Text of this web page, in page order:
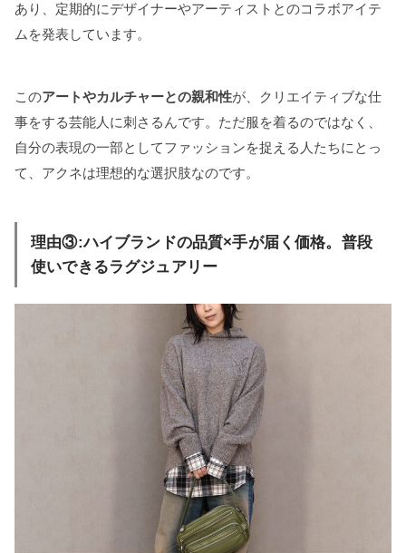
あり、定期的にデザイナーやアーティストとのコラボアイテ
ムを発表しています。
このアートやカルチャーとの親和性が、クリエイティブな仕
事をする芸能人に刺さるんです。ただ服を着るのではなく、
自分の表現の一部としてファッションを捉える人たちにとっ
て、アクネは理想的な選択肢なのです。
理由③:ハイブランドの品質×手が届く価格。普段
使いできるラグジュアリー